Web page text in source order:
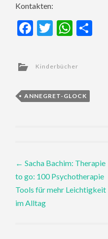
Kontakten:
Facebook
Twitter
Kinderbücher
ANNEGRET-GLOCK
Post
navigation
← Sacha Bachim: Therapie
to go: 100 Psychotherapie
Tools für mehr Leichtigkeit
im Alltag